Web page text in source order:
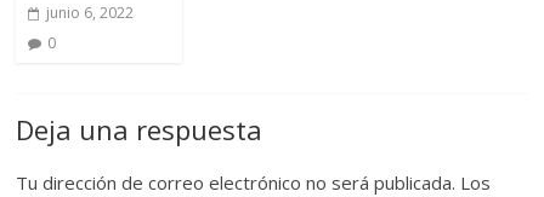
junio 6, 2022
0
Deja una respuesta
Tu dirección de correo electrónico no será publicada. Los